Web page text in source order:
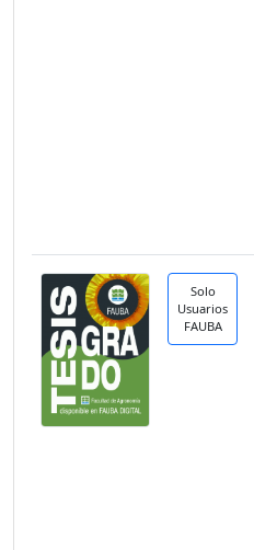
Solo
Usuarios
FAUBA